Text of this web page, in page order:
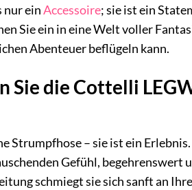
nur einAccessoire; sie ist ein
Sie ein in eine Welt voller
Abenteuer beflügeln kann.
Sie die Cottelli
– sie ist ein
Gefühl, begehrenswert
schmiegt sie sich sanft an